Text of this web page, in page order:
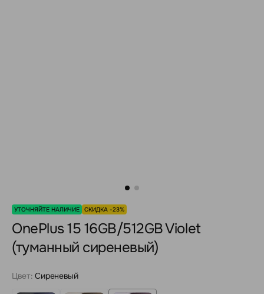
УТОЧНЯЙТЕ НАЛИЧИЕ СКИДКА -23%
OnePlus 15 16GB/512GB Violet
(туманный сиреневый)
Цвет: Сиреневый